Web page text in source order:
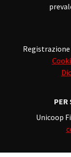
Registrazione
PER
Unicoop